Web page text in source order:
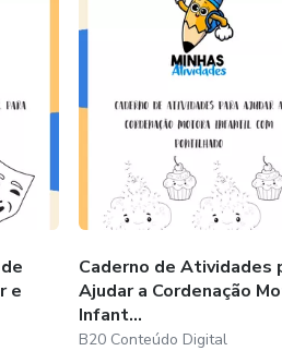
são sempre realizadas
dos serviços.
e comunicação constante.
e
Caderno de Atividades
Ajudar a Cordenação
Infant...
B20 Conteúdo Digital